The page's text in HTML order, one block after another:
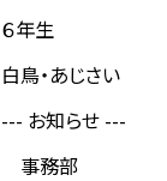
６年生
白鳥・あじさい
--- お知らせ ---
事務部